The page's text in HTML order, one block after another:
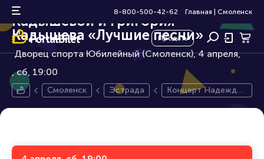
8-800-500-42-62 Главная Смоленск
Продать
Концерт Надежды
Кадышевой и Григория
Кадышева «Лучшие песни»
Дворец спорта Юбилейный (Смоленск), 4 апреля,
6+
сб, 19:00
Смоленск Эстрада
Концерт Надежды